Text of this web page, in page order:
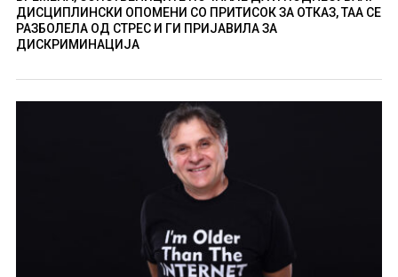
ДИСЦИПЛИНСКИ ОПОМЕНИ СО ПРИТИСОК ЗА ОТКАЗ, ТАА СЕ
РАЗБОЛЕЛА ОД СТРЕС И ГИ ПРИЈАВИЛА ЗА
ДИСКРИМИНАЦИЈА